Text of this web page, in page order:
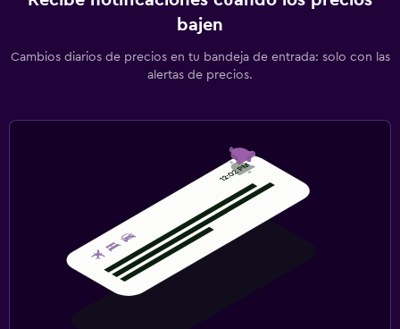
bajen
Cambios diarios de precios en tu bandeja de entrada: solo con las
alertas de precios.